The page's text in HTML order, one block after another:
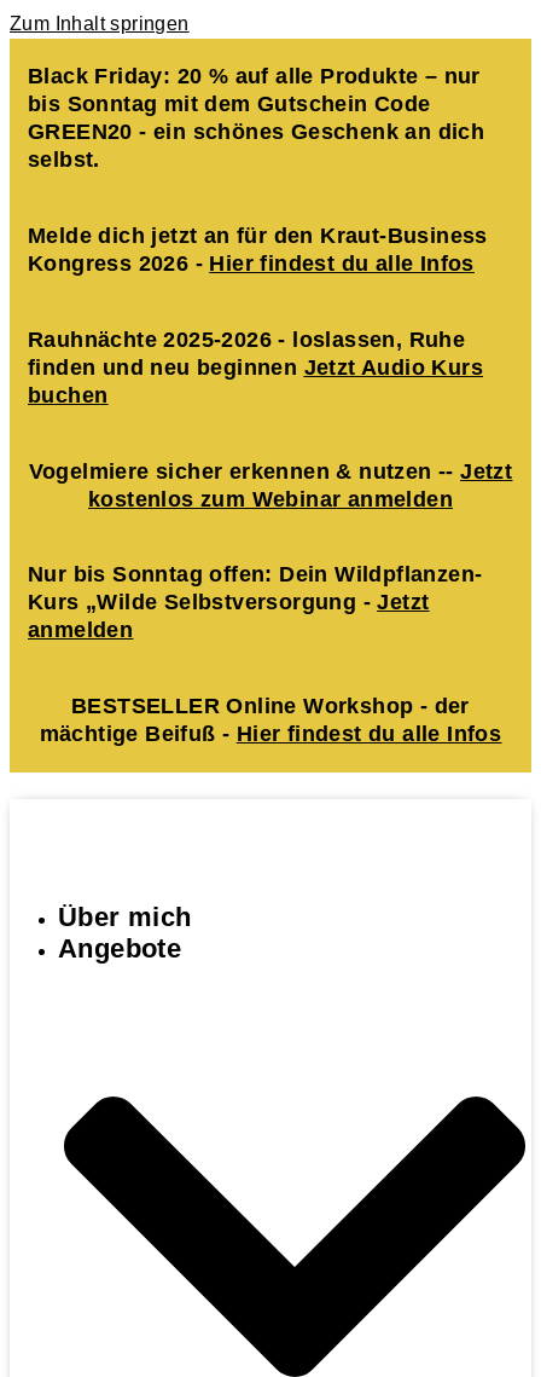
Zum Inhalt springen
Black Friday: 20 % auf alle Produkte – nur
bis Sonntag mit dem Gutschein Code
GREEN20 - ein schönes Geschenk an dich
selbst.
Melde dich jetzt an für den Kraut-Business
Kongress 2026 - Hier findest du alle Infos
Rauhnächte 2025-2026 - loslassen, Ruhe
finden und neu beginnen Jetzt Audio Kurs
buchen
Vogelmiere sicher erkennen & nutzen --Jetzt
kostenlos zum Webinar anmelden
Nur bis Sonntag offen: Dein Wildpflanzen-
Kurs „Wilde Selbstversorgung -Jetzt
anmelden
BESTSELLER Online Workshop - der
mächtige Beifuß - Hier findest du alle Infos
Über mich
Angebote